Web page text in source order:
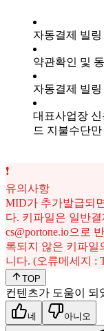
자동결제 빌링
약관확인 및
자동결제 빌링
대표사업장
드 지불수단
❗
유의사항
MID가 추가발급되
다. 키파일은 일반
cs@portone.io으로
록되지 않은 키파일
니다. (오류메세지 :
TOP
컨텐츠가 도움이 되
네 아니오